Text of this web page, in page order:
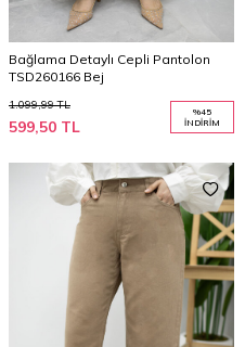
Bağlama Detaylı Cepli Pantolon
TSD260166 Bej
1.099,99TL
599,50 TL
%45
İNDIRIM